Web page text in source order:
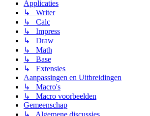
Applicaties
↳ Writer
↳ Calc
↳ Impress
↳ Draw
↳ Math
↳ Base
↳ Extensies
Aanpassingen en Uitbreidingen
↳ Macro's
↳ Macro voorbeelden
Gemeenschap
↳ Algemene discussies